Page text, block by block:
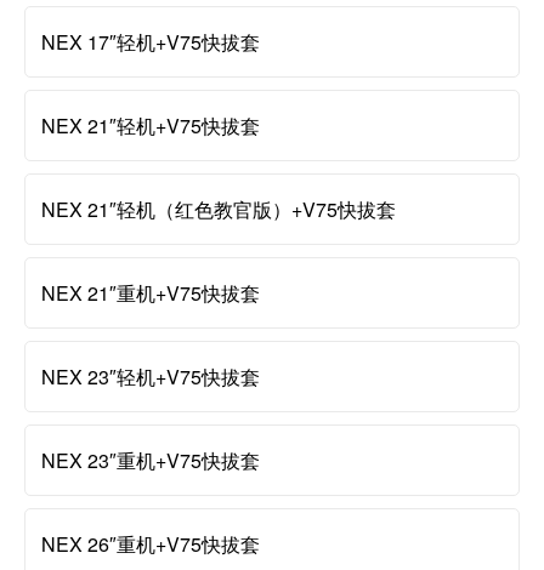
NEX 17″轻机+V75快拔套
NEX 21″轻机+V75快拔套
NEX 21″轻机（红色教官版）+V75快拔套
NEX 21″重机+V75快拔套
NEX 23″轻机+V75快拔套
NEX 23″重机+V75快拔套
NEX 26″重机+V75快拔套